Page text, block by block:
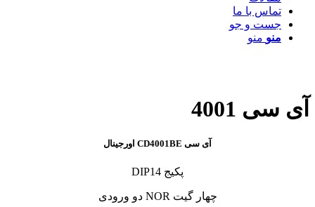
تماس با ما
جست و جو
منو منو
آی سی 4001
آی سی CD4001BE اورجینال
پکیج DIP14
چهار گیت NOR دو ورودی